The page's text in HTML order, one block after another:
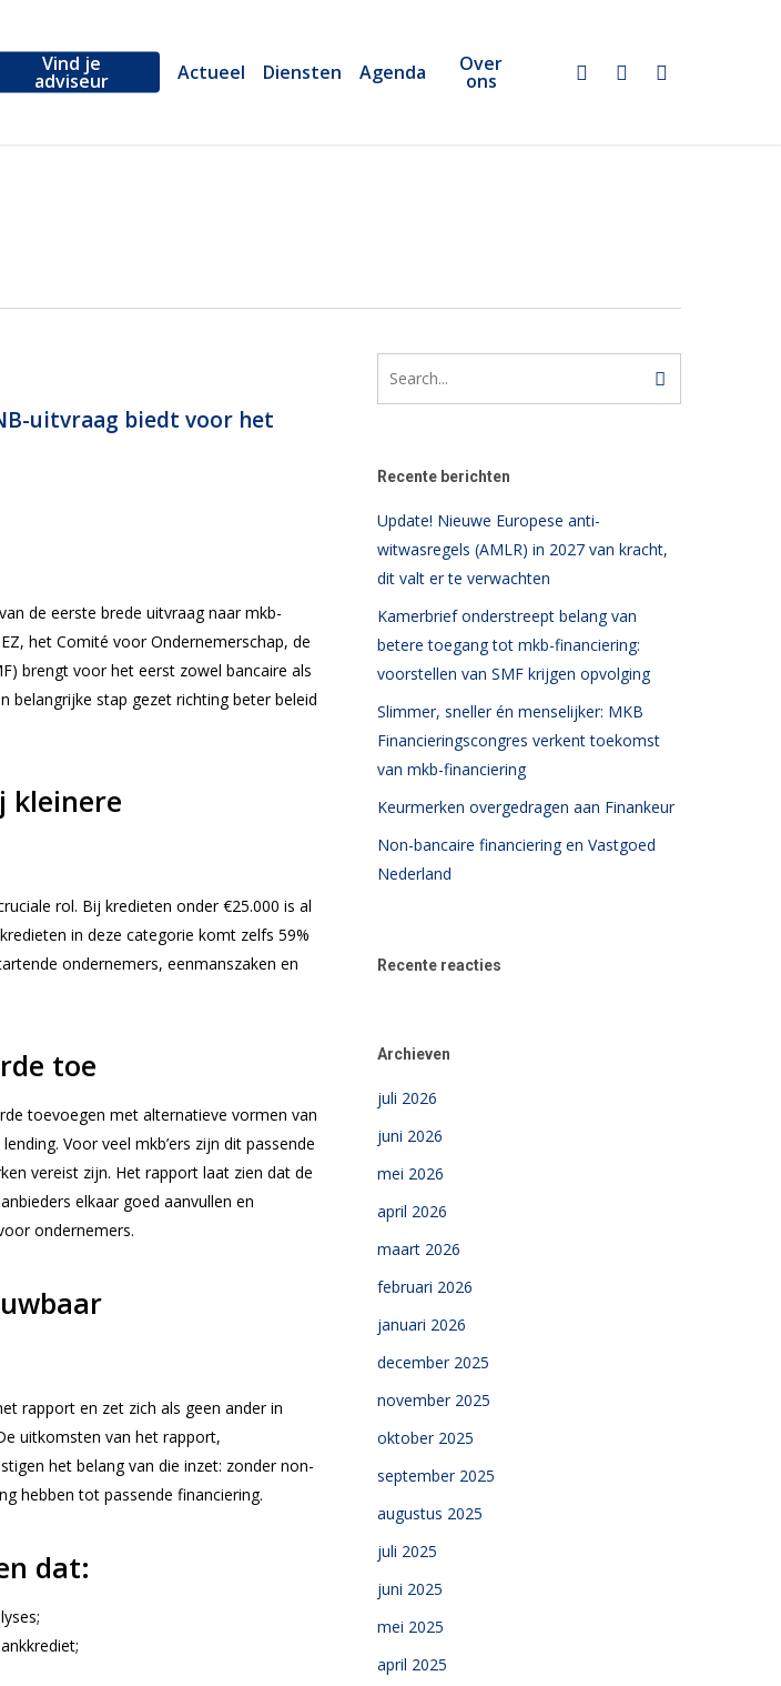
Vind je
adviseur Actueel Diensten Agenda Over
ons
twitterlinkedin
email
uitvraag biedt voor het
de eerste brede uitvraag naar mkb-
het Comité voor Ondernemerschap, de
brengt voor het eerst zowel bancaire als
belangrijke stap gezet richting beter beleid
kleinere
rol. Bij kredieten onder €25.000 is al
in deze categorie komt zelfs 59%
ondernemers, eenmanszaken en
toe
toevoegen met alternatieve vormen van
Voor veel mkb’ers zijn dit passende
vereist zijn. Het rapport laat zien dat de
elkaar goed aanvullen en
ondernemers.
rapport en zet zich als geen ander in
uitkomsten van het rapport,
het belang van die inzet: zonder non-
hebben tot passende financiering.
dat:
Recente berichten
Update! Nieuwe Europese anti-
witwasregels (AMLR) in 2027 van kracht,
dit valt er te verwachten
Kamerbrief onderstreept belang van
betere toegang tot mkb-financiering:
voorstellen van SMF krijgen opvolging
Slimmer, sneller én menselijker: MKB
Financieringscongres verkent toekomst
van mkb-financiering
Keurmerken overgedragen aan Finankeur
Non-bancaire financiering en Vastgoed
Nederland
Recente reacties
Archieven
juli 2026
juni 2026
mei 2026
april 2026
maart 2026
februari 2026
januari 2026
december 2025
november 2025
oktober 2025
september 2025
augustus 2025
juli 2025
juni 2025
mei 2025
april 2025